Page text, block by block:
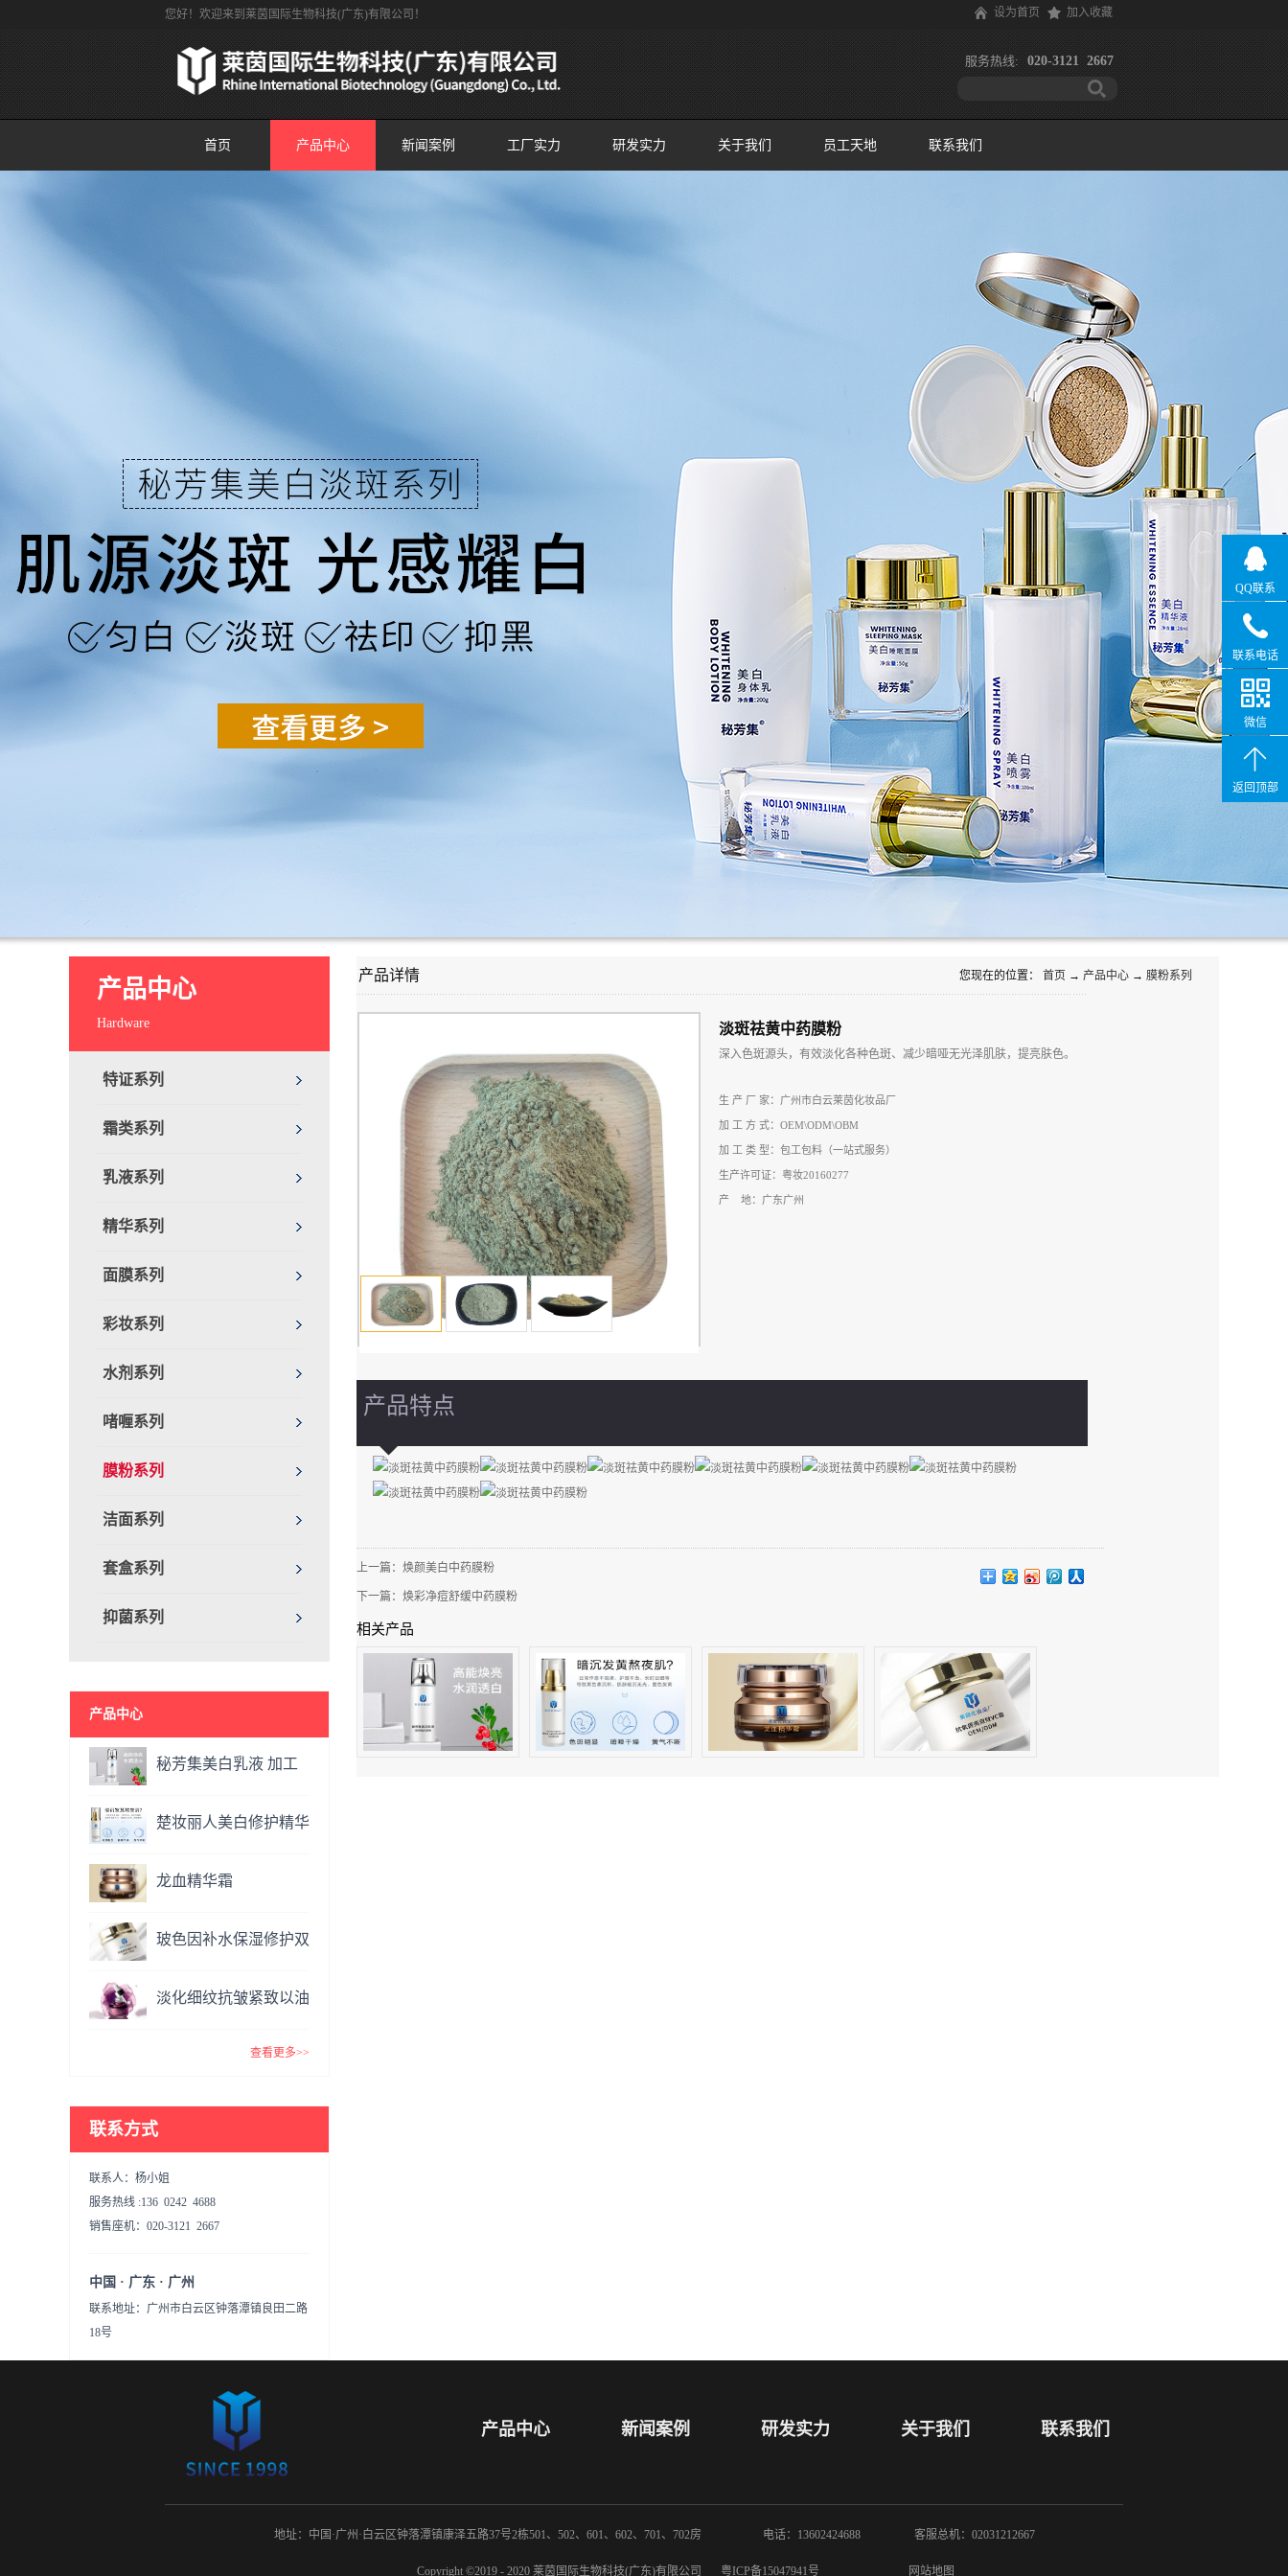
您好！欢迎来到莱茵国际生物科技(广东)有限公司！ 设为首页 加入收藏
服务热线: 020-3121 2667
首页 产品中心 新闻案例 工厂实力 研发实力 关于我们 员工天地 联系我们
产品中心
Hardware
特证系列
霜类系列
乳液系列
精华系列
面膜系列
彩妆系列
水剂系列
啫喱系列
膜粉系列
洁面系列
套盒系列
抑菌系列
产品中心
秘芳集美白乳液 加工
楚妆丽人美白修护精华
龙血精华霜
玻色因补水保湿修护双
VC精华霜
淡化细纹抗皱紧致以油
查看更多>>
联系方式
联系人：杨小姐
服务热线 :136 0242 4688
销售座机：020-3121 2667
中国 · 广东 · 广州
联系地址：广州市白云区钟落潭镇良田二路
18号
产品详情 您现在的位置： 首页 → 产品中心 → 膜粉系列
淡斑祛黄中药膜粉
深入色斑源头，有效淡化各种色斑、减少暗哑无光泽肌肤，提亮肤色。
生 产 厂 家：广州市白云莱茵化妆品厂
加 工 方 式：OEM\ODM\OBM
加 工 类 型：包工包料（一站式服务）
生产许可证：粤妆20160277
产 地：广东广州
产品特点
上一篇： 焕颜美白中药膜粉
下一篇： 焕彩净痘舒缓中药膜粉
相关产品
客服总机：02031212667
产品中心 新闻案例 研发实力 关于我们 联系我们
Copyright ©2019 - 2020 莱茵国际生物科技(广东)有限公司 粤ICP备15047941号 网站地图
地址：中国·广州·白云区钟落潭镇康泽五路37号2栋501、502、601、602、701、702房 电话：13602424688
QQ联系
联系电话
微信
返回顶部